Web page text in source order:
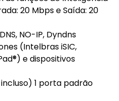
20 Mbps e Saída: 20
NO-IP, Dyndns
(Intelbras iSIC,
e dispositivos
1 porta padrão